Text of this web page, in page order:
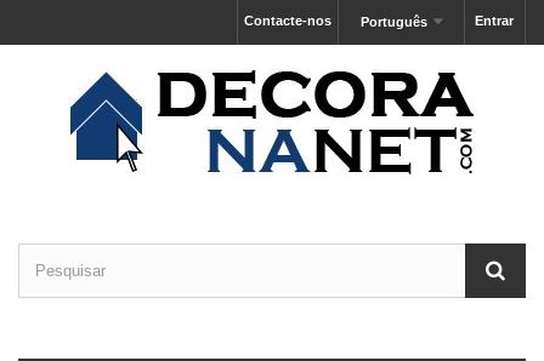
Entrar
Português
Contacte-nos